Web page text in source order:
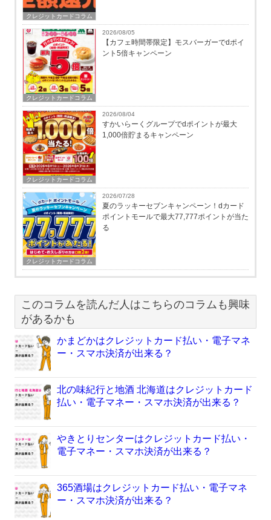
クレジットカードコラム
クレジットカードコラム
2026/08/05
【カフェ時間帯限定】モスバーガーでdポイ
ント5倍キャンペーン
クレジットカードコラム
2026/08/04
すかいらーくグループでdポイントが最大
1,000倍貯まるキャンペーン
クレジットカードコラム
2026/07/28
夏のラッキーセブンキャンペーン！dカード
ポイントモールで最大77,777ポイントが当た
る
このコラムを読んだ人はこちらのコラムも興味
があるかも
かまどかはクレジットカード払い・電子マネ
ー・スマホ決済が出来る？
北の味紀行と地酒 北海道はクレジットカード
払い・電子マネー・スマホ決済が出来る？
やきとりセンターはクレジットカード払い・
電子マネー・スマホ決済が出来る？
365酒場はクレジットカード払い・電子マネ
ー・スマホ決済が出来る？